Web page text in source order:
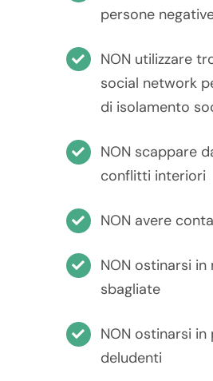
persone
NON utilizzare
social network
di isolamento
NON scappare
conflitti interiori
NON avere
NON ostinarsi in
sbagliate
NON ostinarsi
deludenti